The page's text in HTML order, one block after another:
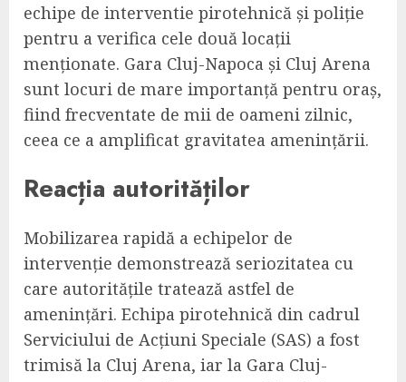
echipe de interventie pirotehnică și poliție
pentru a verifica cele două locații
menționate. Gara Cluj-Napoca și Cluj Arena
sunt locuri de mare importanță pentru oraș,
fiind frecventate de mii de oameni zilnic,
ceea ce a amplificat gravitatea amenințării.
Reacția autorităților
Mobilizarea rapidă a echipelor de
intervenție demonstrează seriozitatea cu
care autoritățile tratează astfel de
amenințări. Echipa pirotehnică din cadrul
Serviciului de Acțiuni Speciale (SAS) a fost
trimisă la Cluj Arena, iar la Gara Cluj-